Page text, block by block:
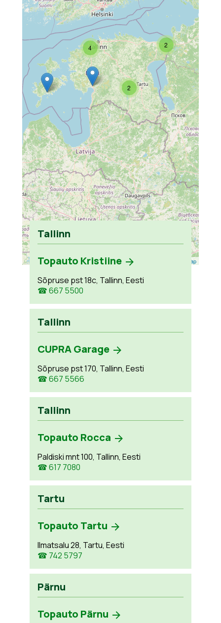
2
2
4
Leaflet OpenStreetMap
Tallinn
Topauto Kristiine
Sõpruse pst 18c, Tallinn, Eesti
☎ 667 5500
Tallinn
CUPRA Garage
Sõpruse pst 170, Tallinn, Eesti
☎ 667 5566
Tallinn
Topauto Rocca
Paldiski mnt 100, Tallinn, Eesti
☎ 617 7080
Tartu
Topauto Tartu
Ilmatsalu 28, Tartu, Eesti
☎ 742 5797
Pärnu
Topauto Pärnu